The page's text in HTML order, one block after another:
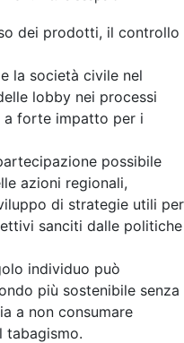
dei prodotti, il controllo
la società civile nel
lobby nei processi
a forte impatto per i
possibile
azioni regionali,
di strategie utili per
sanciti dalle politiche
individuo può
più sostenibile senza
a non consumare
tabagismo.